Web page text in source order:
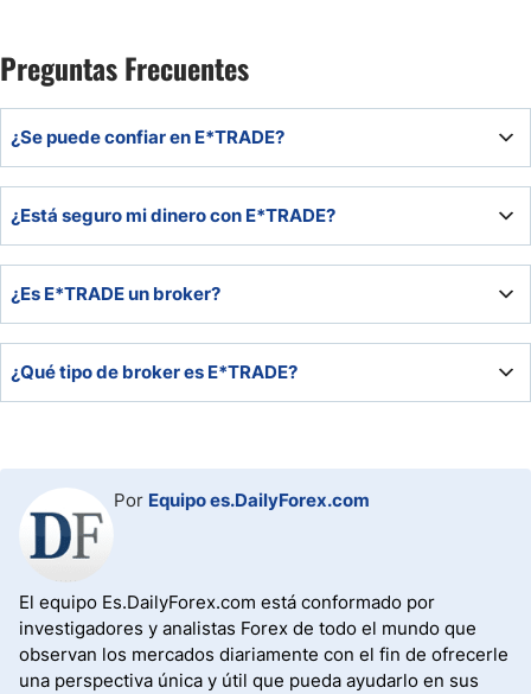
Preguntas Frecuentes
¿Se puede confiar en E*TRADE?
más de 40 años de experiencia operativa y ahora forma
parte de Morgan Stanley, que también goza de una
¿Está seguro mi dinero con E*TRADE?
los servicios bancarios están asegurados por la FDIC. Por
lo tanto, los clientes deben sentirse seguros con sus
¿Es E*TRADE un broker?
bancarios tras su adquisición en 2020 por Morgan Stanley.
¿Qué tipo de broker es E*TRADE?
Por Equipo es.DailyForex.com
El equipo Es.DailyForex.com está conformado por
investigadores y analistas Forex de todo el mundo que
observan los mercados diariamente con el fin de ofrecerle
una perspectiva única y útil que pueda ayudarlo en sus